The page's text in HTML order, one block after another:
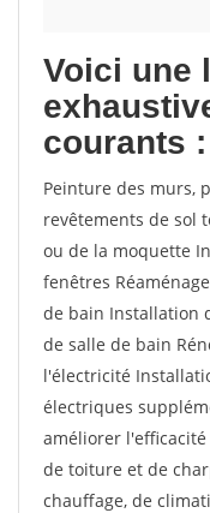
Voici une
courants :
Peinture des murs,
revêtements de sol
ou de la moquette
fenêtres
de bain Installation
de salle de bain
l'électricité
électriques
améliorer
de toiture et de
chauffage, de